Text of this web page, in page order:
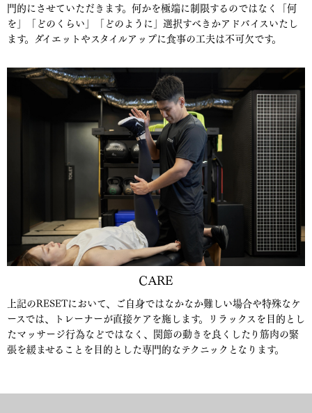
門的にさせていただきます。何かを極端に制限するのではなく「何
を」「どのくらい」「どのように」選択すべきかアドバイスいたし
ます。ダイエットやスタイルアップに食事の工夫は不可欠です。
CARE
上記のRESETにおいて、ご自身ではなかなか難しい場合や特殊なケ
ースでは、トレーナーが直接ケアを施します。リラックスを目的とし
たマッサージ行為などではなく、関節の動きを良くしたり筋肉の緊
張を緩ませることを目的とした専門的なテクニックとなります。